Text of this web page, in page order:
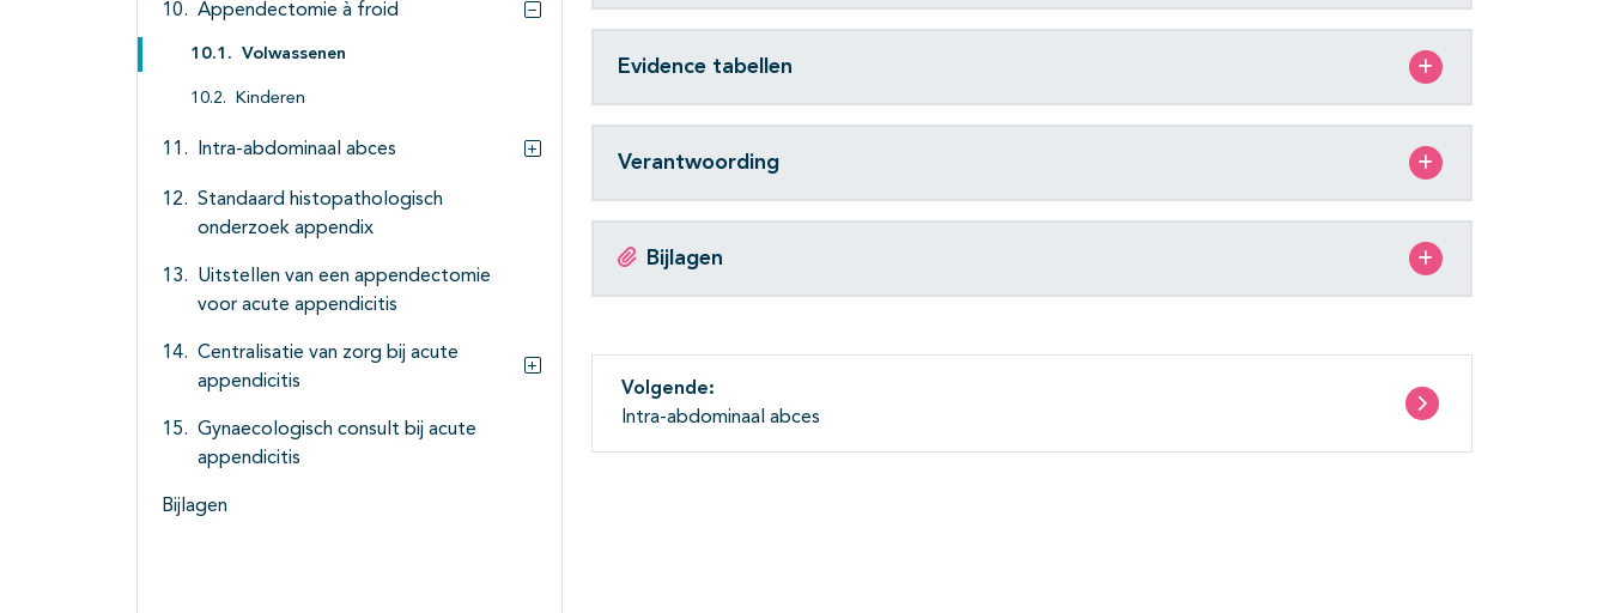
Appendectomie à froid
Volwassenen
Kinderen
Intra-abdominaal abces
Subpagina's open- en dichtklappen
Standaard histopathologisch
onderzoek appendix
Uitstellen van een appendectomie
voor acute appendicitis
Centralisatie van zorg bij acute
appendicitis
Subpagina's open- en dichtklappen
Gynaecologisch consult bij acute
appendicitis
Bijlagen
Evidence tabellen
Verantwoording
Bijlagen
Volgende:
Intra-abdominaal abces